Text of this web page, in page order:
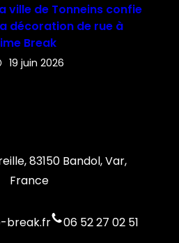
ville de Tonneins confie
décoration de rue à
Break
19 juin 2026
83150 Bandol, Var,
France
break.fr 06 52 27 02 51